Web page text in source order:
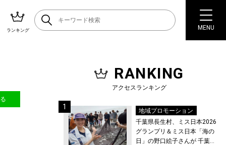
ランキング MENU
RANKING
アクセスランキング
地域プロモーション
千葉県長生村、ミス日本2026
グランプリ＆ミス日本「海の
日」の野口絵子さんが 千葉県